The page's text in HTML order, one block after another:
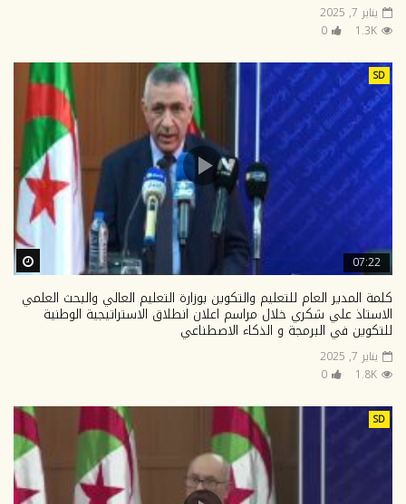
يناير 7, 2025
1.3K
0
SD
07:22
كلمة المدير العام للتعليم والتكوين بوزارة التعليم العالي والبحث العلمي
الاستاذ علي شكري خلال مراسم اعلان انطلاق الاستراتيجية الوطنية
للتكوين في البرمجة و الذكاء الاصطناعي
يناير 7, 2025
1.8K
0
SD